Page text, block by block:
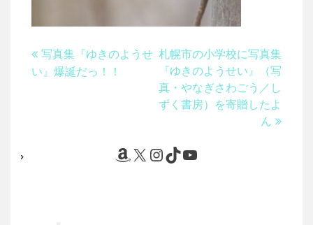
投
稿
写真集『ゆきのようせ
い』爆誕だっ！！
札幌市の小学校に写真集
『ゆきのようせい』（写
真・やなぎさわごう／し
ずく書房）を寄贈したよ
ん
Amazon
X Instagram
TikTok
YouTube